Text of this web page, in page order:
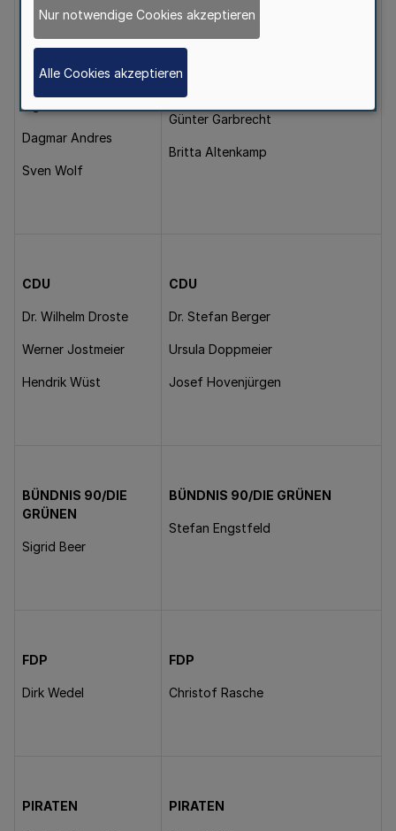
SPD
Prof. Dr. Rainer
Bovermann
Dagmar Andres
Sven Wolf
SPD
Norbert Römer
Günter Garbrecht
Britta Altenkamp
CDU
Dr. Wilhelm Droste
Werner Jostmeier
Hendrik Wüst
CDU
Dr. Stefan Berger
Ursula Doppmeier
Josef Hovenjürgen
BÜNDNIS 90/DIE
GRÜNEN
Sigrid Beer
BÜNDNIS 90/DIE GRÜNEN
Stefan Engstfeld
FDP
Dirk Wedel
FDP
Christof Rasche
PIRATEN PIRATEN
Nur notwendige Cookies akzeptieren
Alle Cookies akzeptieren